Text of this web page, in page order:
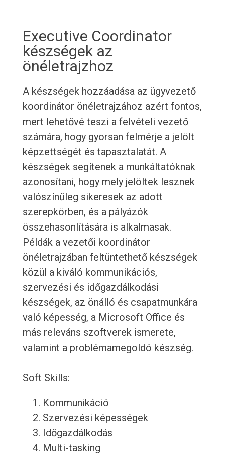
Executive Coordinator
készségek az
önéletrajzhoz
A készségek hozzáadása az ügyvezető
koordinátor önéletrajzához azért fontos,
mert lehetővé teszi a felvételi vezető
számára, hogy gyorsan felmérje a jelölt
képzettségét és tapasztalatát. A
készségek segítenek a munkáltatóknak
azonosítani, hogy mely jelöltek lesznek
valószínűleg sikeresek az adott
szerepkörben, és a pályázók
összehasonlítására is alkalmasak.
Példák a vezetői koordinátor
önéletrajzában feltüntethető készségek
közül a kiváló kommunikációs,
szervezési és időgazdálkodási
készségek, az önálló és csapatmunkára
való képesség, a Microsoft Office és
más releváns szoftverek ismerete,
valamint a problémamegoldó készség.
Soft Skills:
Kommunikáció
Szervezési képességek
Időgazdálkodás
Multi-tasking